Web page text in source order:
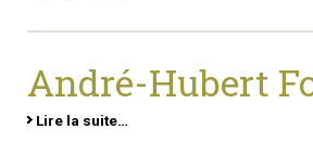
André-Hubert
Lire la suite…